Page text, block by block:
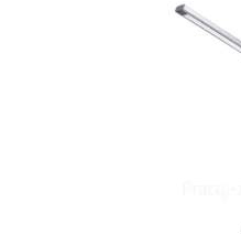
PŘÍSLUŠENSTVÍ KE STOLŮM